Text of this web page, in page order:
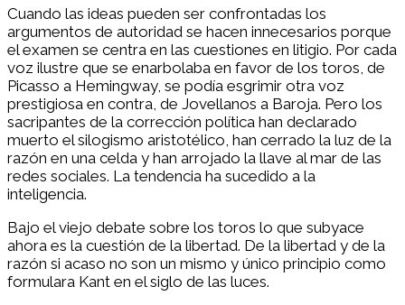
Cuando las ideas pueden ser confrontadas los
argumentos de autoridad se hacen innecesarios porque
el examen se centra en las cuestiones en litigio. Por cada
voz ilustre que se enarbolaba en favor de los toros, de
Picasso a Hemingway, se podía esgrimir otra voz
prestigiosa en contra, de Jovellanos a Baroja. Pero los
sacripantes de la corrección política han declarado
muerto el silogismo aristotélico, han cerrado la luz de la
razón en una celda y han arrojado la llave al mar de las
redes sociales. La tendencia ha sucedido a la
inteligencia.
Bajo el viejo debate sobre los toros lo que subyace
ahora es la cuestión de la libertad. De la libertad y de la
razón si acaso no son un mismo y único principio como
formulara Kant en el siglo de las luces.